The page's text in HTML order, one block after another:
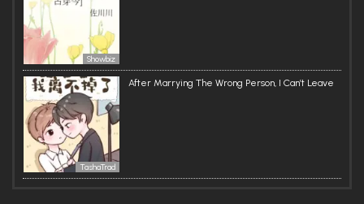
Os colegas de equipe gradualmente se transformaram em
cães lambedores. Sempre o protegendo durante o jogo. Até
mesmo o mid laner, que sempre seguia seu próprio caminho,
ajudava-o pessoalmente a comprar leite e a testar a
temperatura da água para ele.
No início, Lin Xiao só queria ter uma vida melhor, mas,
inesperadamente, ele se tornou o favorito da equipe e seu
principal apoio. Quando o antigo proprietário o foi ver, Lin
Xiao disse: “Não quero mais ser seu canário.”
( ノ-_-)ノﾞ_□ VS □_ヾ(^-^ヽ)
Ji Shijin ainda estava esperando que seu canário voltasse e
admitisse seus erros. Mas, em vez disso, ele o viu abrir uma
Showbiz
TashaTrad
After Marrying The Wrong Person, I Can’t Leave